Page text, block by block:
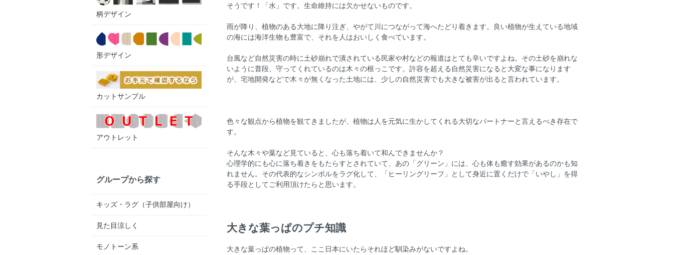
そうです！「水」です。生命維持には欠かせないものです。
雨が降り、植物のある大地に降り注ぎ、やがて川につながって海へたどり着きます。良い植物が生えている地域
の海には海洋生物も豊富で、それを人はおいしく食べています。
台風など自然災害の時に土砂崩れで潰されている民家や村などの報道はとても辛いですよね。その土砂を崩れな
いように普段、守ってくれているのは木々の根っこです。許容を超える自然災害になると大変な事になります
が、宅地開発などで木々が無くなった土地には、少しの自然災害でも大きな被害が出ると言われています。
色々な観点から植物を観てきましたが、植物は人を元気に生かしてくれる大切なパートナーと言えるべき存在で
す。
そんな木々や葉など見ていると、心も落ち着いて和んできませんか？
心理学的にも心に落ち着きをもたらすとされていて、あの「グリーン」には、心も体も癒す効果があるのかも知
れません。その代表的なシンボルをラグ化して、「ヒーリングリーフ」として身近に置くだけで「いやし」を得
る手段としてご利用頂けたらと思います。
大きな葉っぱのプチ知識
大きな葉っぱの植物って、ここ日本にいたらそれほど馴染みがないですよね。
柄デザイン
形デザイン
カットサンプル
アウトレット
グループから探す
キッズ・ラグ（子供部屋向け）
見た目涼しく
モノトーン系